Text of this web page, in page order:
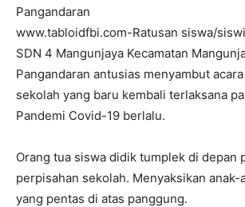
Pangandaran
www.tabloidfbi.com-Ratusan siswa/
SDN 4 Mangunjaya Kecamatan
Pangandaran antusias menyambut
sekolah yang baru kembali terlaksana
Pandemi Covid-19 berlalu.
Orang tua siswa didik tumplek di depan
perpisahan sekolah. Menyaksikan anak-
yang pentas di atas panggung.